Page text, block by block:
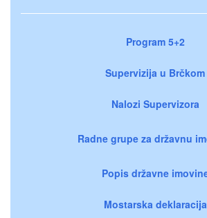
Program 5+2
Supervizija u Brčkom
Nalozi Supervizora
Radne grupe za državnu
Popis državne
Mostarska deklaracija